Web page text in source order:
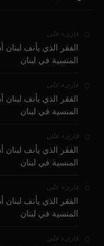
قارىء على
الفقر الذي يأنف
المنسية في لبنان
قارىء على
الفقر الذي يأنف
المنسية في لبنان
قارىء على
الفقر الذي يأنف
المنسية في لبنان
قارىء على
الفقر الذي يأنف
المنسية في لبنان
قارىء على